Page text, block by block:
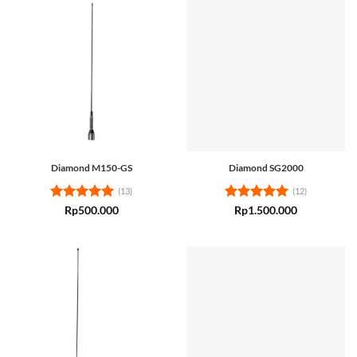
Diamond M150-GS
Rated5
(13)
Rp500.000
Diamond SG2000
Rated5
(12)
Rp1.500.000